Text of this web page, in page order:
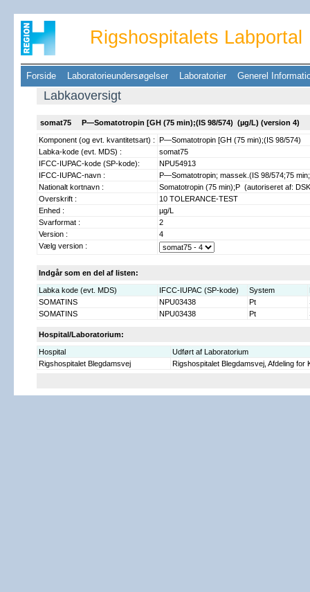
Rigshospitalets Labportal
Forside Laboratorieundersøgelser Laboratorier Generel
Labkaoversigt
somat75 P—Somatotropin [GH (75 min);(IS 98/574) (µg/L) (version 4)
Komponent (og evt. kvantitetsart) : P—Somatotropin [GH (75 min);(IS 98/574)
Labka-kode (evt. MDS) :
somat75
IFCC-IUPAC-kode (SP-kode):
NPU54913
IFCC-IUPAC-navn :
P—Somatotropin; massek.(IS 98/574;75
Nationalt kortnavn :
Somatotropin (75 min);P (autoriseret af:
Overskrift :
10 TOLERANCE-TEST
Enhed :
µg/L
Svarformat :
2
Version :
4
Vælg version :
Indgår som en del af listen:
Labka kode (evt. MDS) IFCC-IUPAC (SP-kode) System
SOMATINS
NPU03438 Pt
SOMATINS
NPU03438 Pt
Hospital/Laboratorium:
Hospital
Udført af Laboratorium
Rigshospitalet Blegdamsvej
Rigshospitalet Blegdamsvej, Afdeling for